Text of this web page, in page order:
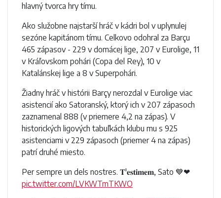
hlavný tvorca hry tímu.
Ako služobne najstarší hráč v kádri bol v uplynulej
sezóne kapitánom tímu. Celkovo odohral za Barçu
465 zápasov - 229 v domácej lige, 207 v Eurolige, 11
v Kráľovskom pohári (Copa del Rey), 10 v
Katalánskej lige a 8 v Superpohári.
Žiadny hráč v histórii Barçy nerozdal v Eurolige viac
asistencií ako Satoranský, ktorý ich v 207 zápasoch
zaznamenal 888 (v priemere 4,2 na zápas). V
historických ligových tabuľkách klubu mu s 925
asistenciami v 229 zápasoch (priemer 4 na zápas)
patrí druhé miesto.
Per sempre un dels nostres. 𝐓'𝐞𝐬𝐭𝐢𝐦𝐞𝐦, Sato 💙❤
pic.twitter.com/LVKWTmTKWO